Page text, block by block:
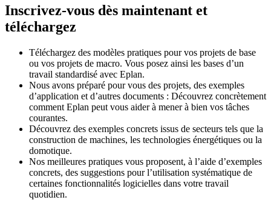
Inscrivez-vous dès maintenant et
téléchargez
Téléchargez des modèles pratiques pour vos projets de base
ou vos projets de macro. Vous posez ainsi les bases d’un
travail standardisé avec Eplan.
Nous avons préparé pour vous des projets, des exemples
d’application et d’autres documents : Découvrez concrètement
comment Eplan peut vous aider à mener à bien vos tâches
courantes.
Découvrez des exemples concrets issus de secteurs tels que la
construction de machines, les technologies énergétiques ou la
domotique.
Nos meilleures pratiques vous proposent, à l’aide d’exemples
concrets, des suggestions pour l’utilisation systématique de
certaines fonctionnalités logicielles dans votre travail
quotidien.